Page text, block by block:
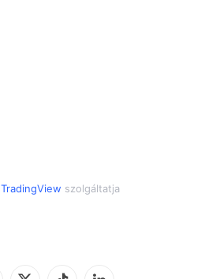
TradingView szolgáltatja